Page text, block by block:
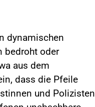
dynamischen
bedroht oder
aus dem
dass die Pfeile
und Polizisten